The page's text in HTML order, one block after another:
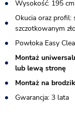
Wysokość: 195 cm
Okucia oraz profil:
szczotkowanym
Powłoka Easy
Montaż
lub lewą stronę
Montaż na
Gwarancja: 3 lata